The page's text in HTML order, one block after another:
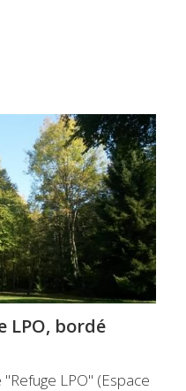
BY
LPO, bordé
LPO" (Espace